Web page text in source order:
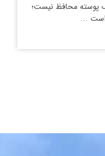
پوسته محافظ نیست؛
است ...